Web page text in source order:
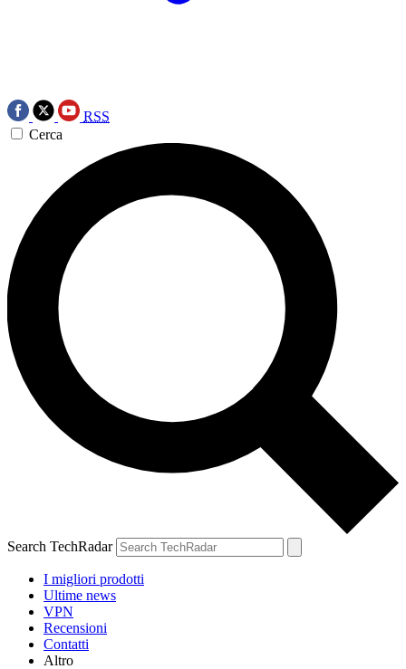
RSS
Cerca
Search TechRadar
I migliori prodotti
Ultime news
VPN
Recensioni
Contatti
Altro